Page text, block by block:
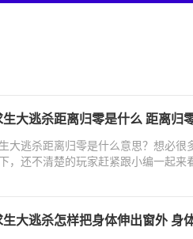
生大逃杀距离归零是什么 距离归
大逃杀距离归零是什么意思？想必
，还不清楚的玩家赶紧跟小编一起来
生大逃杀怎样把身体伸出窗外 身